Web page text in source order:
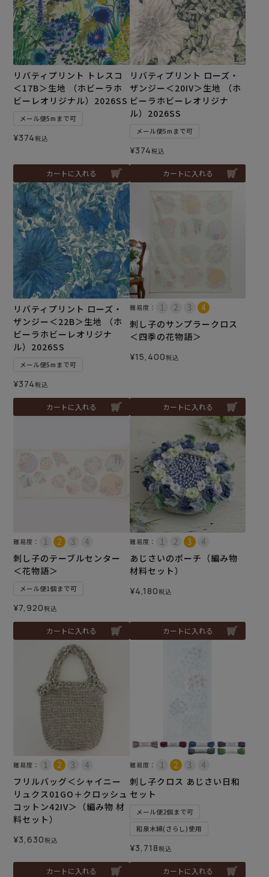
リバティプリント トレスコ
＜17B＞生地 （ホビーラホ
ビーレオリジナル）2026SS
メール便5mまで可
¥374税込
カートに入れる
リバティプリント ローズ・
ザンジー＜20IV＞生地 （ホ
ビーラホビーレオリジナ
ル）2026SS
メール便5mまで可
¥374税込
カートに入れる
リバティプリント ローズ・
ザンジー＜22B＞生地 （ホ
ビーラホビーレオリジナ
ル）2026SS
メール便5mまで可
¥374税込
カートに入れる
難易度：
刺し子のサンプラークロス
＜四季の花物語＞
¥15,400税込
カートに入れる
難易度：
刺し子のテーブルセンター
＜花物語＞
メール便1個まで可
¥7,920税込
カートに入れる
難易度：
あじさいのポーチ（編み物
材料セット）
¥4,180税込
カートに入れる
難易度：
フリルバッグ＜シャイニー
リュクス01GO＋クロッシュ
コットン42IV＞（編み物 材
料セット）
¥3,630税込
カートに入れる
難易度：
刺し子クロス あじさい日和
セット
メール便2個まで可
和泉木綿(さらし)使用
¥3,718税込
カートに入れる